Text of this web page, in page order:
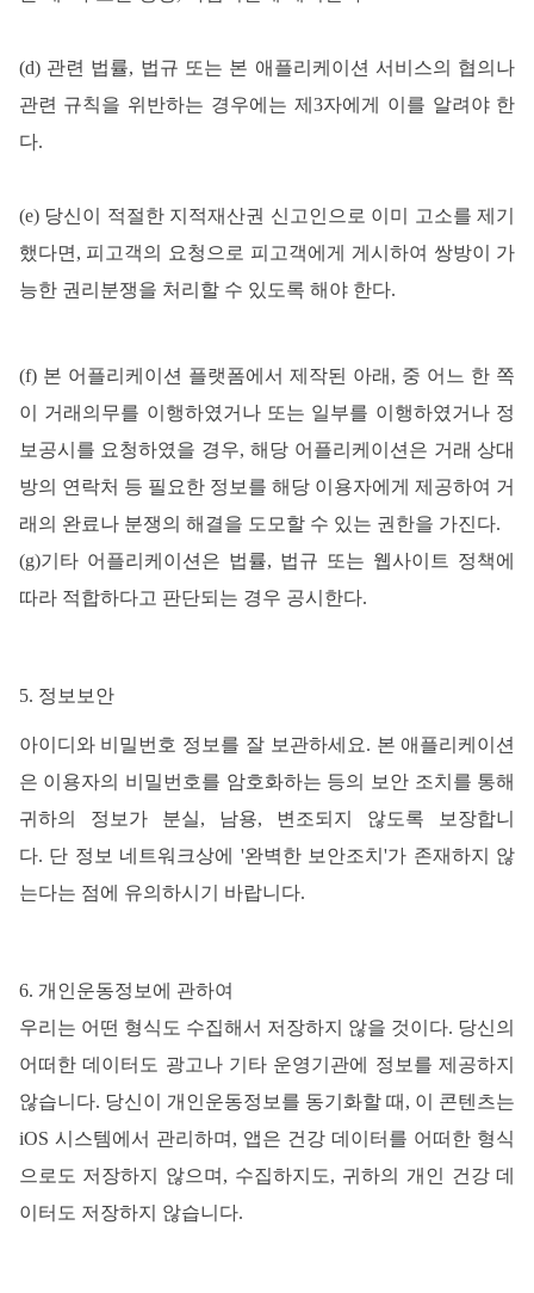
(d) 관련 법률, 법규 또는 본 애플리케이션 서비스의 협의나
관련 규칙을 위반하는 경우에는 제3자에게 이를 알려야 한
다.
(e) 당신이 적절한 지적재산권 신고인으로 이미 고소를 제기
했다면, 피고객의 요청으로 피고객에게 게시하여 쌍방이 가
능한 권리분쟁을 처리할 수 있도록 해야 한다.
(f) 본 어플리케이션 플랫폼에서 제작된 아래, 중 어느 한 쪽
이 거래의무를 이행하였거나 또는 일부를 이행하였거나 정
보공시를 요청하였을 경우, 해당 어플리케이션은 거래 상대
방의 연락처 등 필요한 정보를 해당 이용자에게 제공하여 거
래의 완료나 분쟁의 해결을 도모할 수 있는 권한을 가진다.
(g)기타 어플리케이션은 법률, 법규 또는 웹사이트 정책에
따라 적합하다고 판단되는 경우 공시한다.
5. 정보보안
아이디와 비밀번호 정보를 잘 보관하세요. 본 애플리케이션
은 이용자의 비밀번호를 암호화하는 등의 보안 조치를 통해
귀하의
정보가 분실, 남용, 변조되지 않도록 보장합니
다. 단 정보 네트워크상에
'완벽한 보안조치'가 존재하지 않
는다는 점에 유의하시기 바랍니다.
6. 개인운동정보에 관하여
우리는 어떤 형식도 수집해서 저장하지 않을 것이다. 당신의
어떠한 데이터도 광고나 기타 운영기관에 정보를 제공하지
않습니다. 당신이 개인운동정보를 동기화할 때 , 이 콘텐츠는
iOS 시스템에서 관리하며, 앱은 건강 데이터를 어떠한 형식
으로도 저장하지 않으며, 수집하지도, 귀하의 개인 건강 데
이터도 저장하지 않습니다.